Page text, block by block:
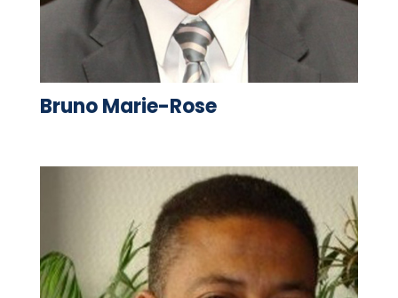
Bruno Marie-Rose